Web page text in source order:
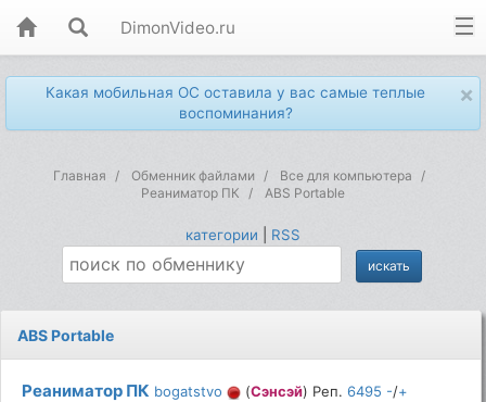
DimonVideo.ru
×
Какая мобильная ОС оставила у вас самые теплые
воспоминания?
Главная Обменник файлами
Все для компьютера
Реаниматор ПК
ABS Portable
категории RSS
ABS Portable
Реаниматор ПК bogatstvo (Сэнсэй) Реп.6495 -/+